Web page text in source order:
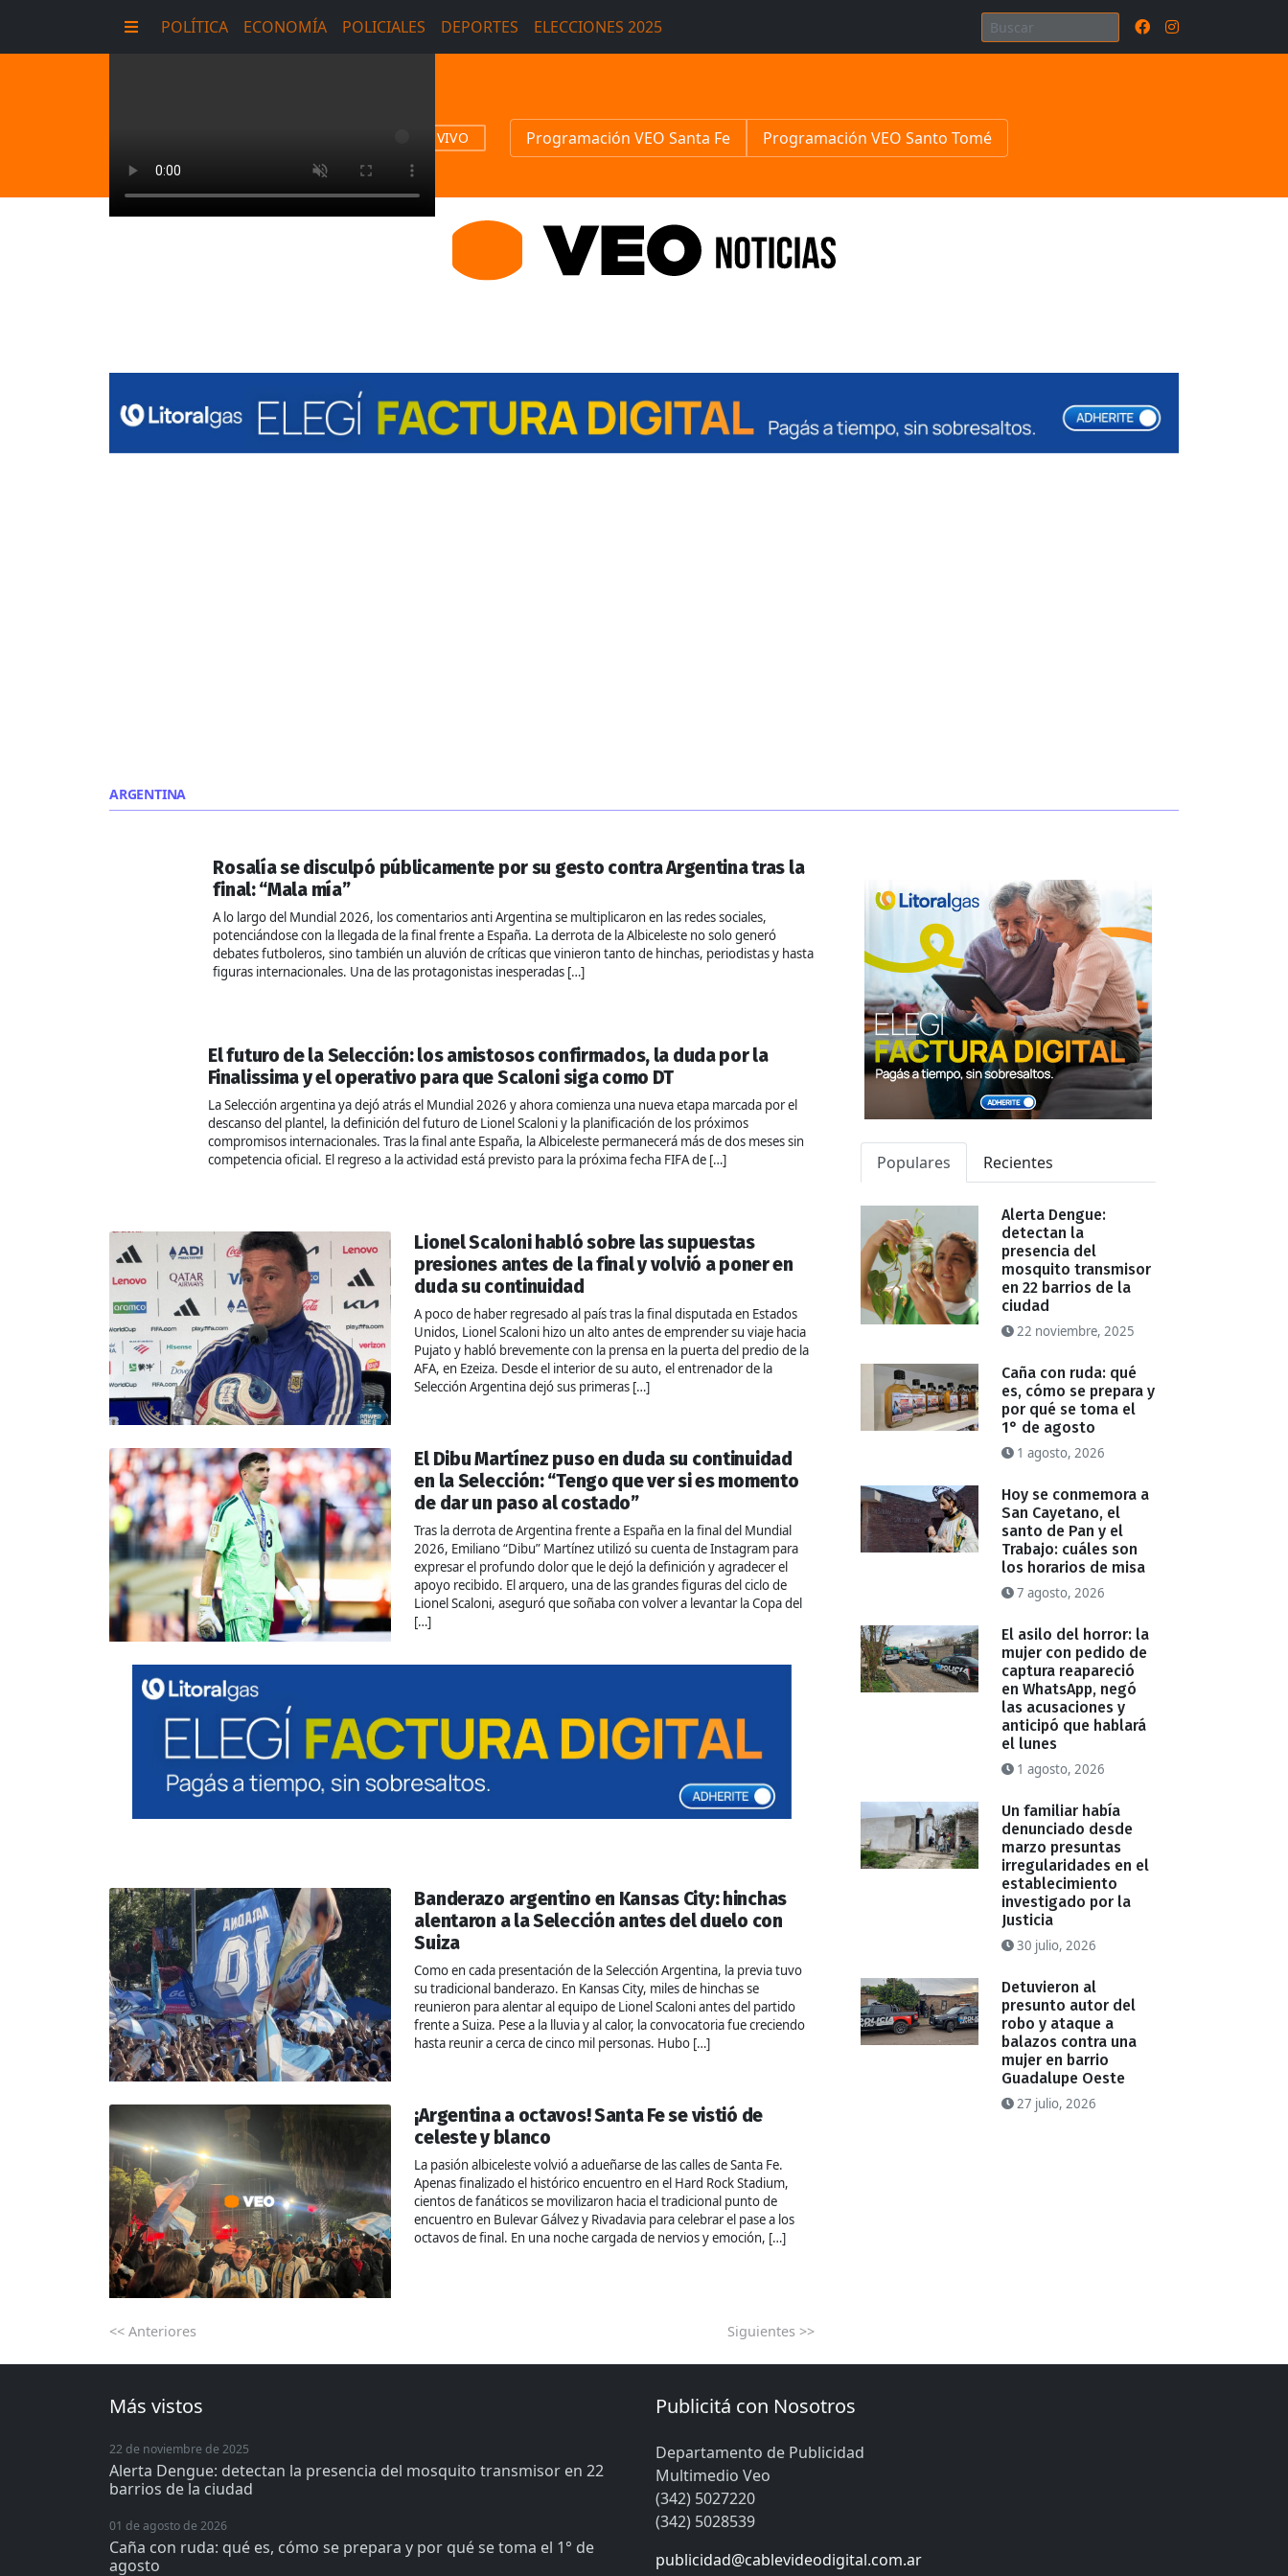
POLÍTICA ECONOMÍA POLICIALES DEPORTES ELECCIONES 2025
EN VIVO Programación VEO Santa Fe Programación VEO Santo Tomé
ARGENTINA
Rosalía se disculpó públicamente por su gesto contra Argentina tras la
final: “Mala mía”
A lo largo del Mundial 2026, los comentarios anti Argentina se multiplicaron en las redes sociales,
potenciándose con la llegada de la final frente a España. La derrota de la Albiceleste no solo generó
debates futboleros, sino también un aluvión de críticas que vinieron tanto de hinchas, periodistas y hasta
figuras internacionales. Una de las protagonistas inesperadas […]
El futuro de la Selección: los amistosos confirmados, la duda por la
Finalissima y el operativo para que Scaloni siga como DT
La Selección argentina ya dejó atrás el Mundial 2026 y ahora comienza una nueva etapa marcada por el
descanso del plantel, la definición del futuro de Lionel Scaloni y la planificación de los próximos
compromisos internacionales. Tras la final ante España, la Albiceleste permanecerá más de dos meses sin
competencia oficial. El regreso a la actividad está previsto para la próxima fecha FIFA de […]
Lionel Scaloni habló sobre las supuestas
presiones antes de la final y volvió a poner en
duda su continuidad
A poco de haber regresado al país tras la final disputada en Estados
Unidos, Lionel Scaloni hizo un alto antes de emprender su viaje hacia
Pujato y habló brevemente con la prensa en la puerta del predio de la
AFA, en Ezeiza. Desde el interior de su auto, el entrenador de la
Selección Argentina dejó sus primeras […]
El Dibu Martínez puso en duda su continuidad
en la Selección: “Tengo que ver si es momento
de dar un paso al costado”
Tras la derrota de Argentina frente a España en la final del Mundial
2026, Emiliano “Dibu” Martínez utilizó su cuenta de Instagram para
expresar el profundo dolor que le dejó la definición y agradecer el
apoyo recibido. El arquero, una de las grandes figuras del ciclo de
Lionel Scaloni, aseguró que soñaba con volver a levantar la Copa del
[…]
Banderazo argentino en Kansas City: hinchas
alentaron a la Selección antes del duelo con
Suiza
Como en cada presentación de la Selección Argentina, la previa tuvo
su tradicional banderazo. En Kansas City, miles de hinchas se
reunieron para alentar al equipo de Lionel Scaloni antes del partido
frente a Suiza. Pese a la lluvia y al calor, la convocatoria fue creciendo
hasta reunir a cerca de cinco mil personas. Hubo […]
¡Argentina a octavos! Santa Fe se vistió de
celeste y blanco
La pasión albiceleste volvió a adueñarse de las calles de Santa Fe.
Apenas finalizado el histórico encuentro en el Hard Rock Stadium,
cientos de fanáticos se movilizaron hacia el tradicional punto de
encuentro en Bulevar Gálvez y Rivadavia para celebrar el pase a los
octavos de final. En una noche cargada de nervios y emoción, […]
<< Anteriores Siguientes >>
Populares Recientes
Alerta Dengue:
detectan la
presencia del
mosquito transmisor
en 22 barrios de la
ciudad
22 noviembre, 2025
Caña con ruda: qué
es, cómo se prepara y
por qué se toma el
1° de agosto
1 agosto, 2026
Hoy se conmemora a
San Cayetano, el
santo de Pan y el
Trabajo: cuáles son
los horarios de misa
7 agosto, 2026
El asilo del horror: la
mujer con pedido de
captura reapareció
en WhatsApp, negó
las acusaciones y
anticipó que hablará
el lunes
1 agosto, 2026
Un familiar había
denunciado desde
marzo presuntas
irregularidades en el
establecimiento
investigado por la
Justicia
30 julio, 2026
Detuvieron al
presunto autor del
robo y ataque a
balazos contra una
mujer en barrio
Guadalupe Oeste
27 julio, 2026
Más vistos
22 de noviembre de 2025
Alerta Dengue: detectan la presencia del mosquito transmisor en 22
barrios de la ciudad
01 de agosto de 2026
Caña con ruda: qué es, cómo se prepara y por qué se toma el 1° de
agosto
Publicitá con Nosotros
Departamento de Publicidad
Multimedio Veo
(342) 5027220
(342) 5028539
publicidad@cablevideodigital.com.ar